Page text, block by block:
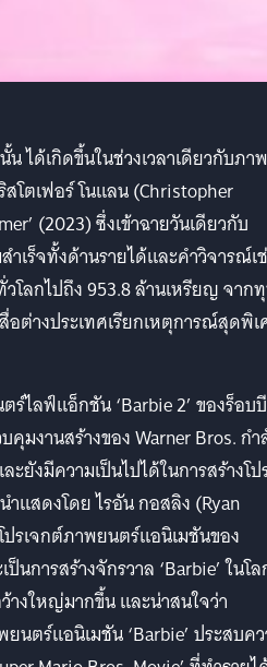
น ได้เกิดขึ้นในช่วงเวลาเดียวกับภาพ
โตเฟอร์ โนแลน (Christopher
(2023) ซึ่งเข้าฉายวันเดียวกับ
ำเร็จทั้งด้านรายได้และคำวิจารณ์เ
โลกไปถึง 953.8 ล้านเหรียญ จาก
อต่างประเทศเรียกเหตุการณ์สุดพิ
ไลฟ์แอ็กชัน ‘Barbie 2’ ของร็อบบี
คุมงานสร้างของ Warner Bros. กำ
ยังมีความเป็นไปได้ในการสร้างโป
แสดงโดย ไรอัน กอสลิง (Ryan
รเจกต์ภาพยนตร์แอนิเมชันของ
การสร้างจักรวาล ‘Barbie’ ในโ
งใหญ่มากขึ้น และน่าสนใจว่า
นตร์แอนิเมชัน ‘Barbie’ ประสบค